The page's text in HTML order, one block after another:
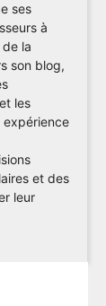
ses
à
la
son blog,
les
expérience
et des
leur